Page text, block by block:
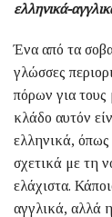
ελληνικά-
Ένα από τα
γλώσσες
πόρων για τους
κλάδο αυτόν
ελληνικά, όπως
σχετικά με τη
ελάχιστα.
αγγλικά, αλλά